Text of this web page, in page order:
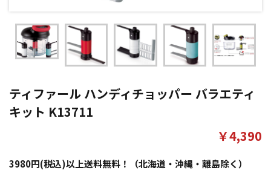
ティファール ハンディチョッパー バラエティ
キット K13711
3980円(税込)以上送料無料！（北海道・沖縄・離島除く）
￥4,390